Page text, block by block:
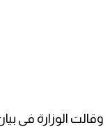
وقالت الوزارة في